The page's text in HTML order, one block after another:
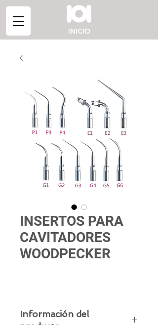
INICIO
INSERTOS PARA
CAVITADORES
WOODPECKER
Información del